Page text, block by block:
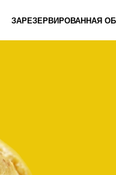
ЗАРЕЗЕРВИРОВАННАЯ